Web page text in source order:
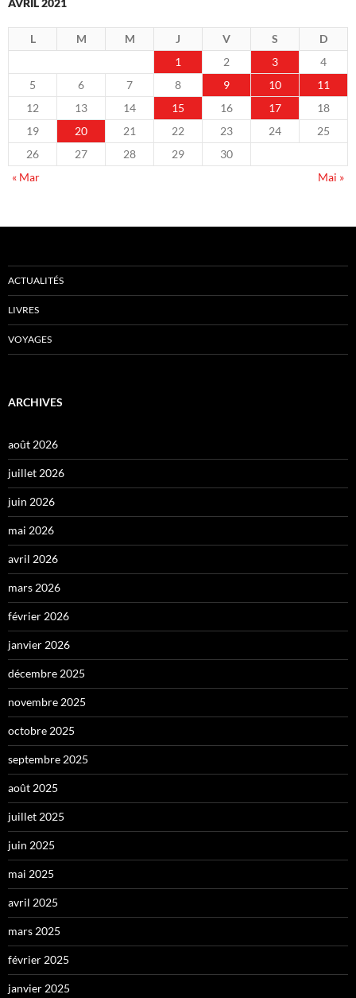
AVRIL 2021
L M M J V S
D
1
2 3
4
5
6 7 8 9 10
11
12
13 14 15 16 17
18
19
20 21 22 23 24
25
26
27 28 29
30
« Mar
Mai »
ACTUALITÉS
LIVRES
VOYAGES
ARCHIVES
août 2026
juillet 2026
juin 2026
mai 2026
avril 2026
mars 2026
février 2026
janvier 2026
décembre 2025
novembre 2025
octobre 2025
septembre 2025
août 2025
juillet 2025
juin 2025
mai 2025
avril 2025
mars 2025
février 2025
janvier 2025